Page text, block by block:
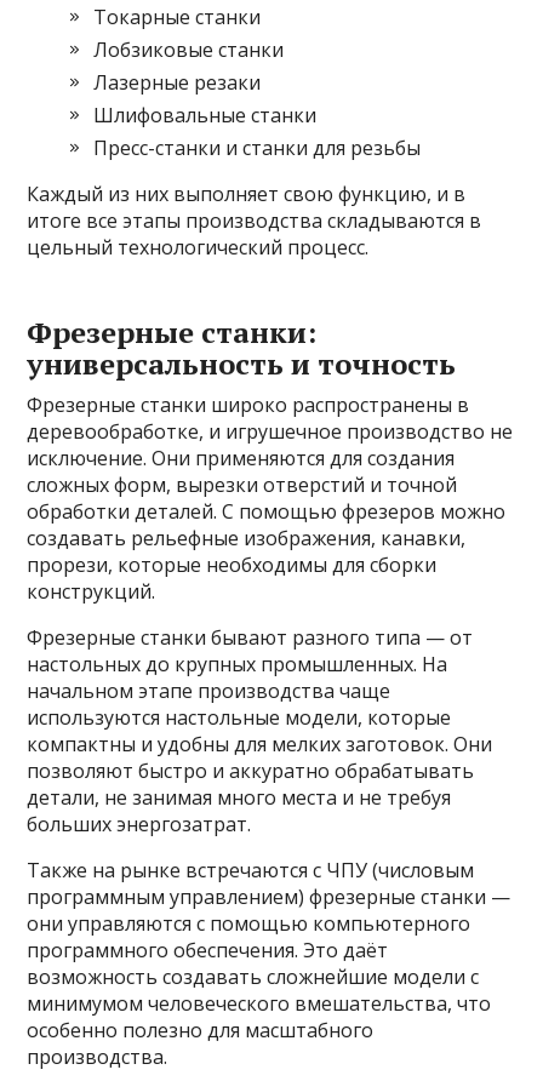
Токарные станки
Лобзиковые станки
Лазерные резаки
Шлифовальные станки
Пресс-станки и станки для резьбы
Каждый из них выполняет свою функцию, и в
итоге все этапы производства складываются в
цельный технологический процесс.
Фрезерные станки:
универсальность и точность
Фрезерные станки широко распространены в
деревообработке, и игрушечное производство не
исключение. Они применяются для создания
сложных форм, вырезки отверстий и точной
обработки деталей. С помощью фрезеров можно
создавать рельефные изображения, канавки,
прорези, которые необходимы для сборки
конструкций.
Фрезерные станки бывают разного типа — от
настольных до крупных промышленных. На
начальном этапе производства чаще
используются настольные модели, которые
компактны и удобны для мелких заготовок. Они
позволяют быстро и аккуратно обрабатывать
детали, не занимая много места и не требуя
больших энергозатрат.
Также на рынке встречаются с ЧПУ (числовым
программным управлением) фрезерные станки —
они управляются с помощью компьютерного
программного обеспечения. Это даёт
возможность создавать сложнейшие модели с
минимумом человеческого вмешательства, что
особенно полезно для масштабного
производства.